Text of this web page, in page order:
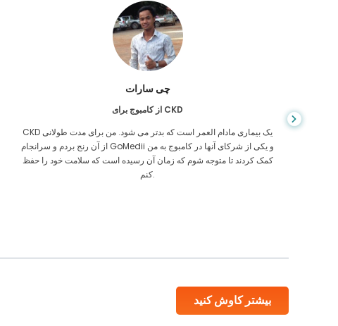
چی سارات
از کامبوج برای CKD
CKD یک بیماری مادام العمر است که بدتر می شود. من برای مدت طولانی
از آن رنج بردم و سرانجام GoMedii و یکی از شرکای آنها در کامبوج به من
کمک کردند تا متوجه شوم که زمان آن رسیده است که سلامت خود را حفظ
کنم.
بیشتر کاوش کنید